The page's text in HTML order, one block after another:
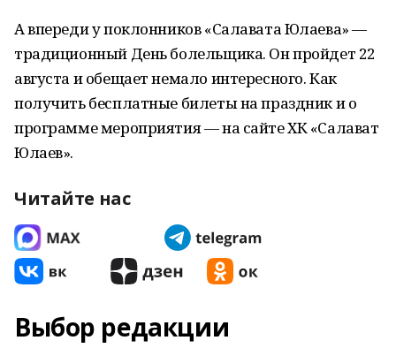
А впереди у поклонников «Салавата Юлаева» —
традиционный День болельщика. Он пройдет 22
августа и обещает немало интересного. Как
получить бесплатные билеты на праздник и о
программе мероприятия — на сайте ХК «Салават
Юлаев».
Читайте нас
Выбор редакции